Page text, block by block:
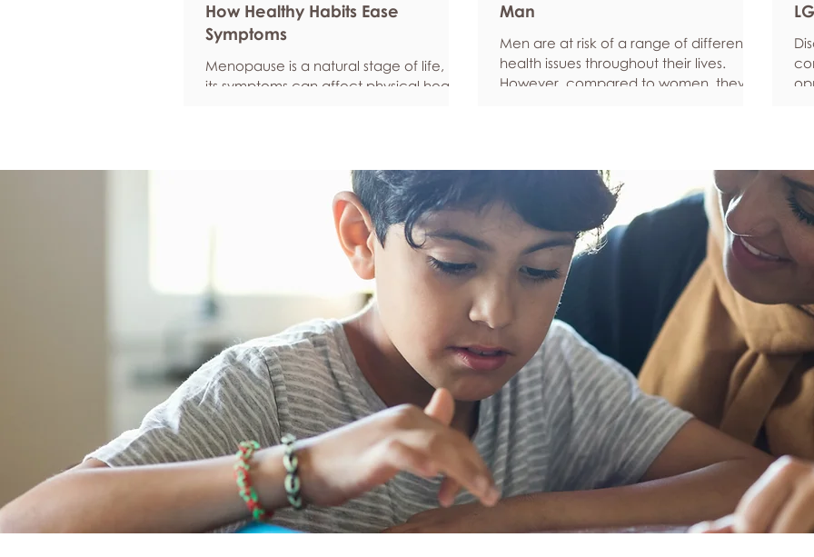
How Healthy Habits Ease
Symptoms
Menopause is a natural stage of life, but
its symptoms can affect physical health,
stress management, women can
reduce common symptoms, improve
their quality of life, and feel more
empowered as they navigate this
Man
Men are at risk of a range of different
health issues throughout their lives.
However, compared to women, they’re
and wellbeing. Schedule regular health
screenings Health check-ups and
screenings are a way of identifying any
health issues or determining whether
someone has a higher chance of
developing a health issue so that ear